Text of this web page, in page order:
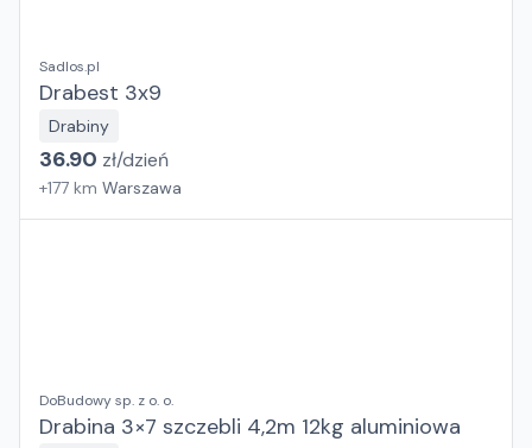
Sadlos.pl
Drabest 3x9
Drabiny
36.90 zł/dzień
+177 km Warszawa
DoBudowy sp. z o. o.
Drabina 3×7 szczebli 4,2m 12kg aluminiowa